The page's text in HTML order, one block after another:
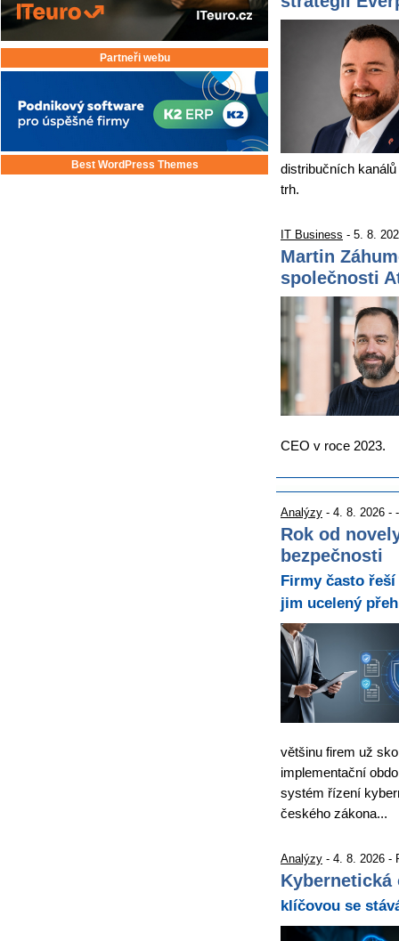
Partneři webu
Best WordPress Themes
distribučních
trh.
IT Business - 5. 8.
Martin
společnosti
CEO v roce 2023.
Analýzy - 4. 8. 2026 -
Rok od
bezpečnosti
Firmy často
jim ucelený
většinu firem už
implementační
systém řízení
českého zákona...
Analýzy - 4. 8. 2026 -
klíčovou se